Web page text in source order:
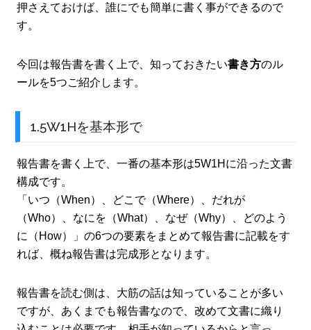
押さえておけば、誰にでも簡単に書く事ができるので
す。
今回は報告書を書く上で、知っておきたい書き方のル
ールを5つご紹介します。
1.5W1Hを基本形で
報告書を書く上で、一番の基本形は5W1Hに沿った文書
構成です。
「いつ（When）、どこで（Where）、だれが
（Who）、なにを（What）、なぜ（Why）、どのよう
に（How）」の6つの要素をまとめて報告書に記載をす
れば、概ね報告書は完成形となります。
報告書を読む側は、大筋の話は知っていることが多い
ですが、あくまでも報告書なので、改めて文書に織り